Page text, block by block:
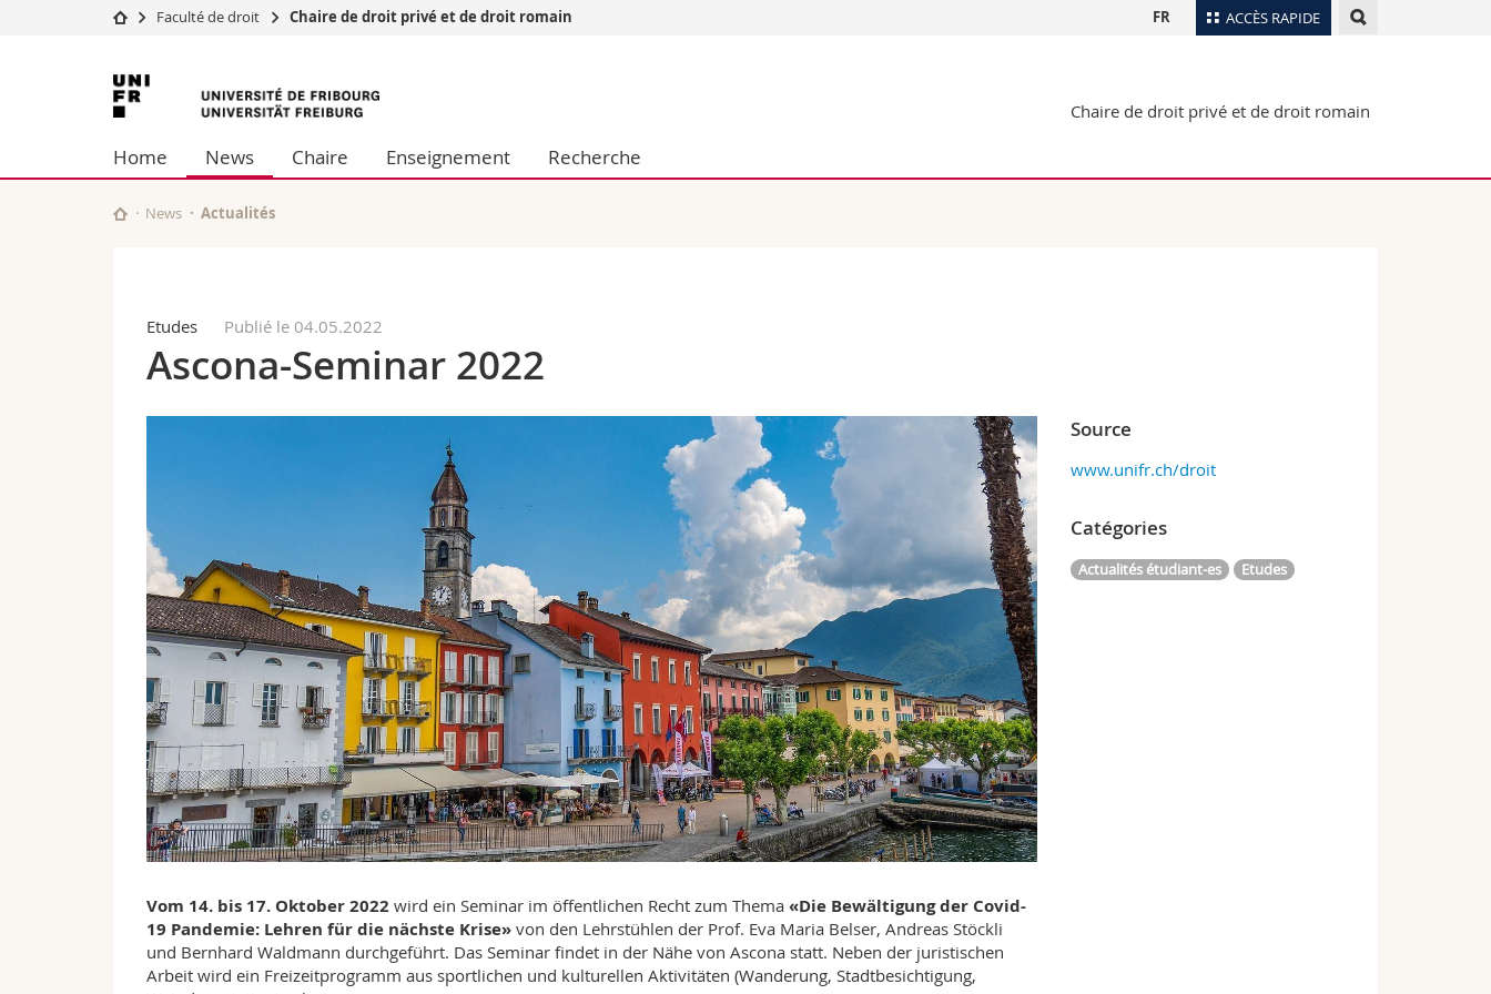
ACCÈS RAPIDE
Université
Recherche
Université
Formation continue
Sciences économiques et sociales et management
Lettres et sciences humaines
Chercheurs
Plan d'accès
Webmail
FR
Faculté de droit Chaire de droit privé et de droit romain
Université
de
Fribourg
Chaire de droit privé et de droit romain
Home News Chaire Enseignement Recherche
News Actualités
Etudes Publié le 04.05.2022
Ascona-Seminar 2022
Vom 14. bis 17. Oktober 2022 wird ein Seminar im öffentlichen Recht zum Thema «Die Bewältigung der Covid-
19 Pandemie: Lehren für die nächste Krise» von den Lehrstühlen der Prof. Eva Maria Belser, Andreas Stöckli
und Bernhard Waldmann durchgeführt. Das Seminar findet in der Nähe von Ascona statt. Neben der juristischen
Arbeit wird ein Freizeitprogramm aus sportlichen und kulturellen Aktivitäten (Wanderung, Stadtbesichtigung,
Source
www.unifr.ch/droit
Catégories
Actualités étudiant-es Etudes